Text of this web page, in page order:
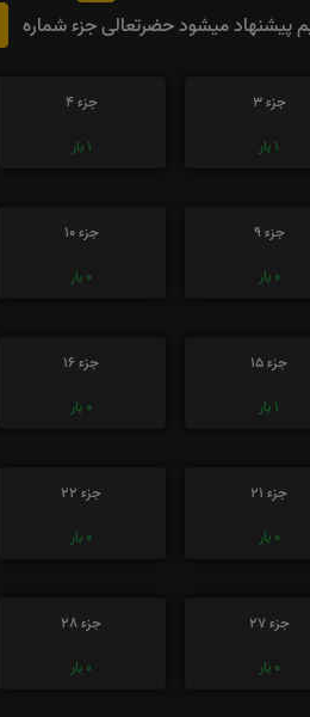
پیشنهاد میشود حضرتعالی جزء شماره
جزء 3
1 بار
جزء 4
1 بار
جزء 9
0 بار
جزء 10
0 بار
جزء 15
1 بار
جزء 16
0 بار
جزء 21
0 بار
جزء 22
0 بار
جزء 27
0 بار
جزء 28
0 بار